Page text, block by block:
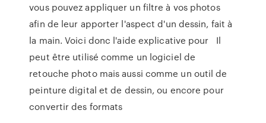
vous pouvez appliquer un filtre à vos photos
afin de leur apporter l'aspect d'un dessin, fait à
la main. Voici donc l'aide explicative pour Il
peut être utilisé comme un logiciel de
retouche photo mais aussi comme un outil de
peinture digital et de dessin, ou encore pour
convertir des formats